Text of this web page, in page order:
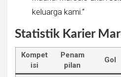
keluarga kami.”
Statistik Karier
Kompet
isi
Penam
pilan
Gol